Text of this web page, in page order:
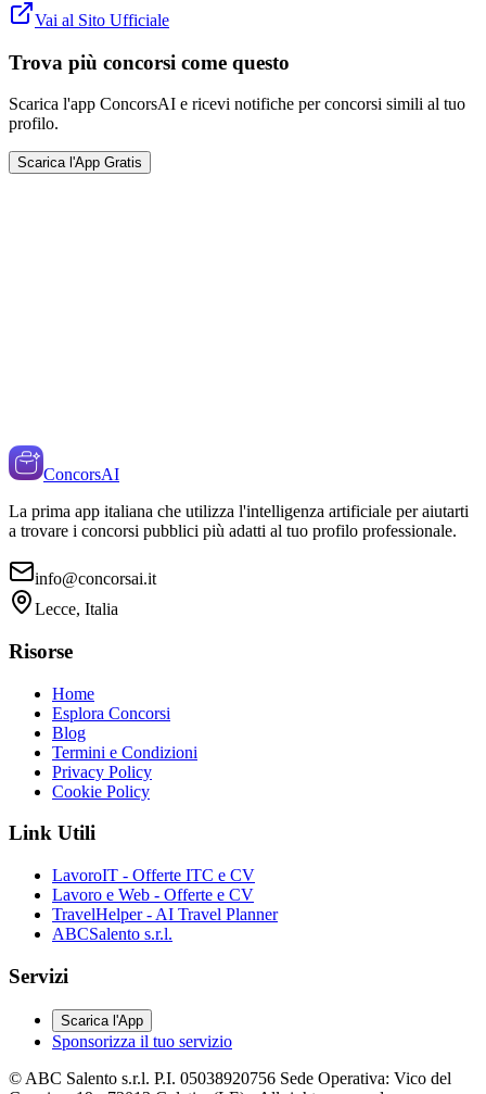
Vai al Sito Ufficiale
Trova più concorsi come questo
Scarica l'app ConcorsAI e ricevi notifiche per concorsi simili al tuo
profilo.
Scarica l'App Gratis
ConcorsAI
La prima app italiana che utilizza l'intelligenza artificiale per aiutarti
a trovare i concorsi pubblici più adatti al tuo profilo professionale.
info@concorsai.it
Lecce, Italia
Risorse
Home
Esplora Concorsi
Blog
Termini e Condizioni
Privacy Policy
Cookie Policy
Link Utili
LavoroIT - Offerte ITC e CV
Lavoro e Web - Offerte e CV
TravelHelper - AI Travel Planner
ABCSalento s.r.l.
Servizi
Scarica l'App
Sponsorizza il tuo servizio
© ABC Salento s.r.l. P.I. 05038920756 Sede Operativa: Vico del